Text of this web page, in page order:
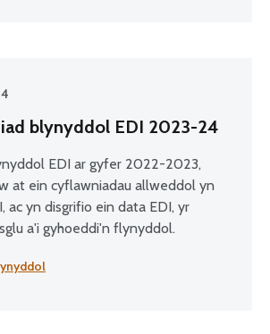
blynyddol EDI 2023-24
EDI ar gyfer 2022-2023,
at ein cyflawniadau allweddol yn
ac yn disgrifio ein data EDI, yr
a'i gyhoeddi'n flynyddol.